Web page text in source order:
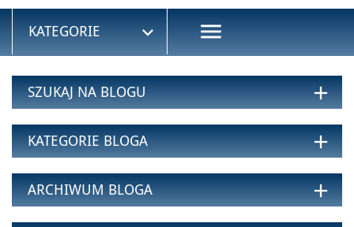
KATEGORIE  menu
SZUKAJ NA BLOGU add
KATEGORIE BLOGA add
ARCHIWUM BLOGA add